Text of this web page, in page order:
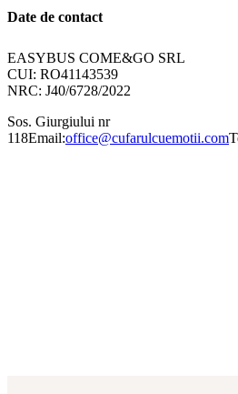
Date de contact
EASYBUS COME&GO SRL
CUI: RO41143539
NRC: J40/6728/2022
Sos. Giurgiului nr
118Email:office@cufarulcuemotii.com